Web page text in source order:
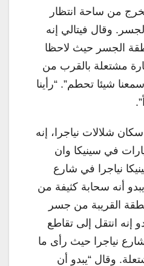
من ساحة انتظار
وقال فيتالي إنه
الجسر حيث لاحظا
مشتعلة بالقرب من
شيئا تحطم”. “رأينا
شلالات نياجرا، إنه
في سينيكا وان
نياجرا في شارع
أنه سحابة كثيفة من
القريبة من جسر
إنه انتقل إلى تقاطع
نياجرا حيث رأى ما
وقال “يبدو أن